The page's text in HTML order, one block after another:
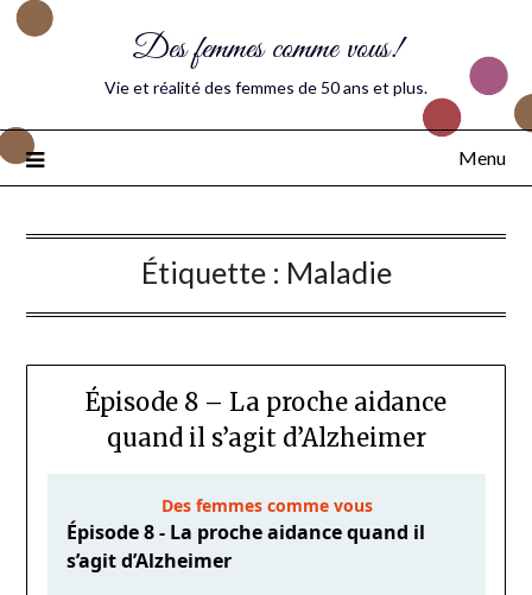
Des femmes comme vous!
Vie et réalité des femmes de 50 ans et plus.
Menu
Étiquette : Maladie
Épisode 8 – La proche aidance
quand il s’agit d’Alzheimer